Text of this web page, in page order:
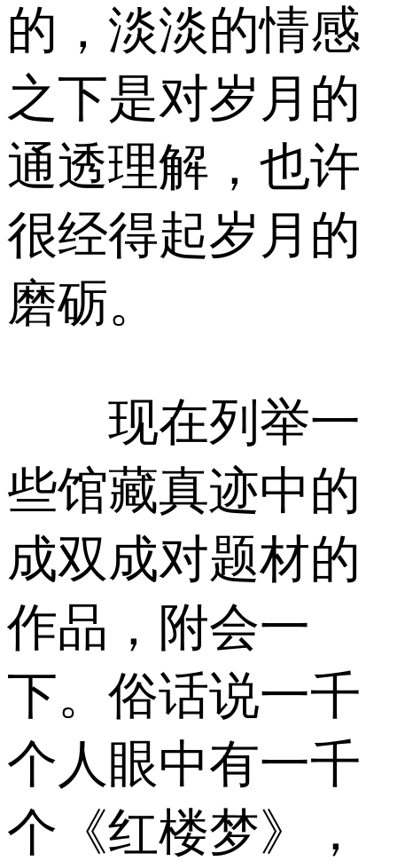
的，淡淡的情感
之下是对岁月的
通透理解，也许
很经得起岁月的
磨砺。
现在列举一
些馆藏真迹中的
成双成对题材的
作品，附会一
下。俗话说一千
个人眼中有一千
个《红楼梦》，